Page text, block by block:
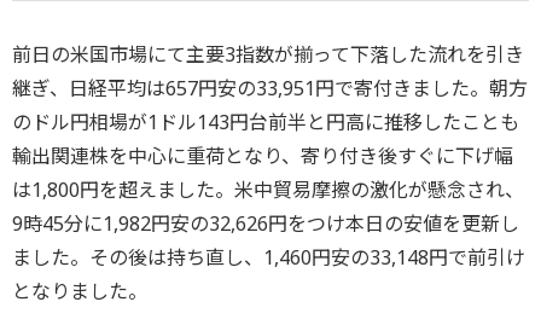
前日の米国市場にて主要3指数が揃って下落した流れを引き
継ぎ、日経平均は657円安の33,951円で寄付きました。朝方
のドル円相場が1ドル143円台前半と円高に推移したことも
輸出関連株を中心に重荷となり、寄り付き後すぐに下げ幅
は1,800円を超えました。米中貿易摩擦の激化が懸念され、
9時45分に1,982円安の32,626円をつけ本日の安値を更新し
ました。その後は持ち直し、1,460円安の33,148円で前引け
となりました。